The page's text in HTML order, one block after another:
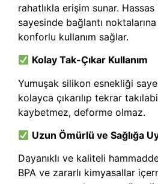
rahatlıkla erişim sunar.
sayesinde bağlantı
konforlu kullanım sağlar.
Kolay Tak-Çıkar Kullanım
Yumuşak silikon esnekliği
kolayca çıkarılıp tekrar
kaybetmez, deforme olmaz.
Uzun Ömürlü ve Sağlığa
Dayanıklı ve kaliteli
BPA ve zararlı kimyasallar